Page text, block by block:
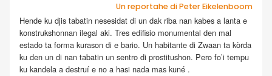
Un reportahe di Peter Eikelenboom
Hende ku djis tabatin nesesidat di un dak riba nan kabes a lanta e
konstrukshonnan ilegal aki. Tres edifisio monumental den mal
estado ta forma kurason di e bario. Un habitante di Zwaan ta kòrda
ku den un di nan tabatin un sentro di prostitushon. Pero fo’i tempu
ku kandela a destruí e no a hasi nada mas kuné .